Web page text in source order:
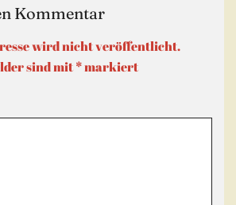
Kommentar
wird nicht veröffentlicht.
sind mit*markiert